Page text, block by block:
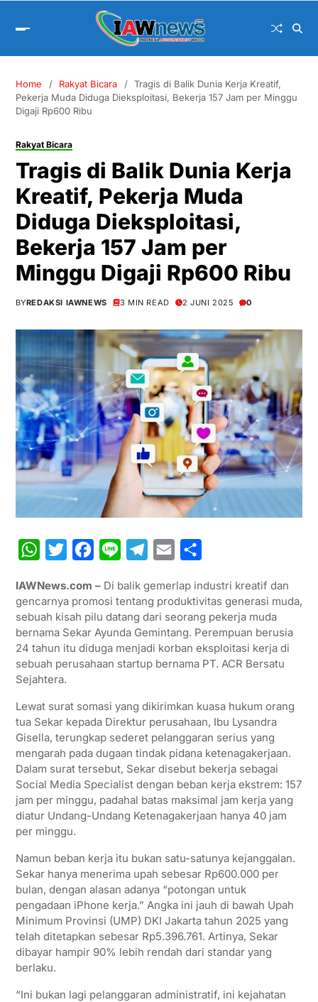
Home Rakyat Bicara
Tragis di Balik Dunia Kerja Kreatif,
Pekerja Muda Diduga Dieksploitasi, Bekerja 157 Jam per Minggu
Digaji Rp600 Ribu
Rakyat Bicara
Tragis di Balik Dunia Kerja
Kreatif, Pekerja Muda
Diduga Dieksploitasi,
Bekerja 157 Jam per
Minggu Digaji Rp600 Ribu
BYREDAKSI IAWNEWS 3 MIN READ 2 JUNI 2025 0
W
a
t
s
A
p
i
t
t
e
c
e
b
o
n
e
l
e
g
r
a
i
l
a
r
e
IAWNews.com – Di balik gemerlap industri kreatif dan
gencarnya promosi tentang produktivitas generasi muda,
sebuah kisah pilu datang dari seorang pekerja muda
bernama Sekar Ayunda Gemintang. Perempuan berusia
24 tahun itu diduga menjadi korban eksploitasi kerja di
sebuah perusahaan startup bernama PT. ACR Bersatu
Sejahtera.
Lewat surat somasi yang dikirimkan kuasa hukum orang
tua Sekar kepada Direktur perusahaan, Ibu Lysandra
Gisella, terungkap sederet pelanggaran serius yang
mengarah pada dugaan tindak pidana ketenagakerjaan.
Dalam surat tersebut, Sekar disebut bekerja sebagai
Social Media Specialist dengan beban kerja ekstrem: 157
jam per minggu, padahal batas maksimal jam kerja yang
diatur Undang-Undang Ketenagakerjaan hanya 40 jam
per minggu.
Namun beban kerja itu bukan satu-satunya kejanggalan.
Sekar hanya menerima upah sebesar Rp600.000 per
bulan, dengan alasan adanya “potongan untuk
pengadaan iPhone kerja.” Angka ini jauh di bawah Upah
Minimum Provinsi (UMP) DKI Jakarta tahun 2025 yang
telah ditetapkan sebesar Rp5.396.761. Artinya, Sekar
dibayar hampir 90% lebih rendah dari standar yang
berlaku.
“Ini bukan lagi pelanggaran administratif, ini kejahatan